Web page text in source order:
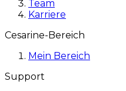
Team
Karriere
Cesarine-Bereich
Mein Bereich
Support